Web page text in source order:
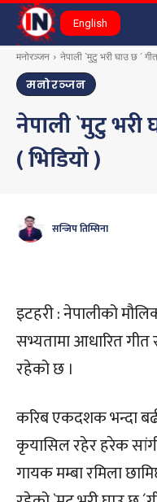
English
मनोरञ्जन नेपाली `मुटु भरी घाउ छ ´
मनोरञ्जन
नेपाली `मुटु भरी
( भिडियो )
सन्जिप तिम्सिना
इटहरी : नेपालीको
सभ्यतामा आधारित
रहेको छ ।
करिब एकदशक भन्दा
कृयासिल रहेर हरेक
गायक मम्बा रमिला